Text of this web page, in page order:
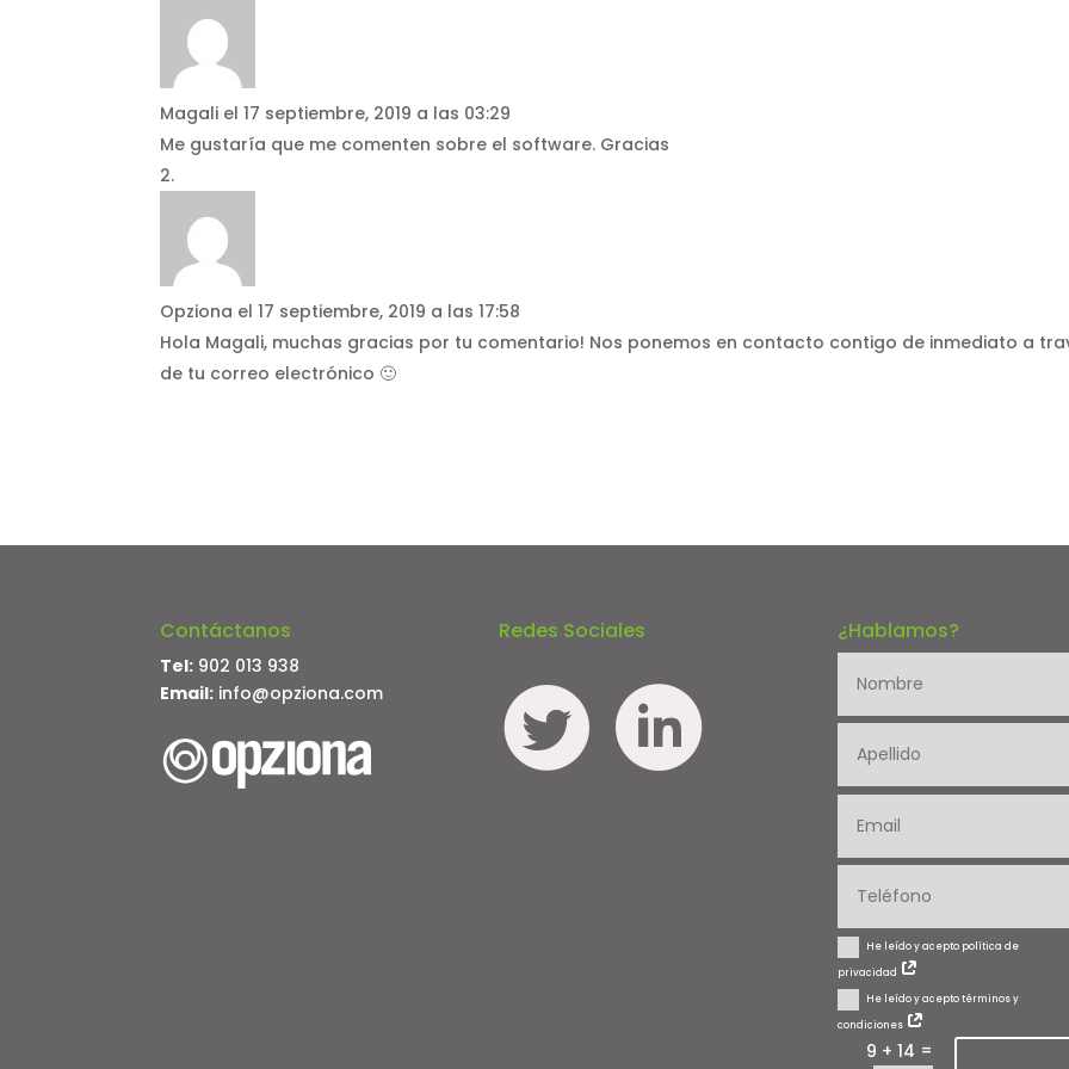
Magali el 17 septiembre, 2019 a las 03:29
Me gustaría que me comenten sobre el software. Gracias
Opziona el 17 septiembre, 2019 a las 17:58
Hola Magali, muchas gracias por tu comentario! Nos ponemos en contacto contigo de inmediato a
de tu correo electrónico 🙂
Contáctanos
Tel: 902 013 938
Email: info@opziona.com
Redes Sociales ¿Hablamos?
He leído y acepto política de
privacidad
He leído y acepto términos y
condiciones
9 + 14 =